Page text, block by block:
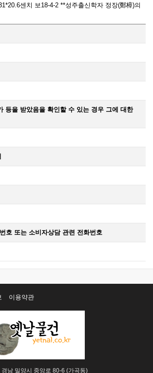
센치 보18-4-2 **성주출신학자 정장(鄭樟)의
등을 받았음을 확인할 수 있는 경우 그에 대한
호 또는 소비자상담 관련 전화번호
이용약관
경남 밀양시 중앙로 80-6 (가곡동)